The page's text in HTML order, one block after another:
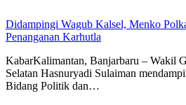
Didampingi Wagub Kalsel, Menko
Penanganan Karhutla
KabarKalimantan, Banjarbaru – Wakil
Selatan Hasnuryadi Sulaiman
Bidang Politik dan…